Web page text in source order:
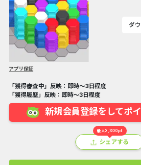
ダ
アプリ保証
「獲得審査中」反映：即時～3日程度
「獲得履歴」反映：即時～3日程度
新規会員登録をしてポ
最大3,300pt
シェアする